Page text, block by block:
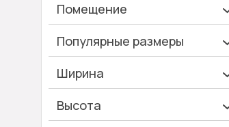
Помещение
Ванная и туалет
Гардеробная
Гостинная
Дача
Популярные размеры
600х2000
700х2000
900х2000
Ширина
Ширина 40 см
Высота